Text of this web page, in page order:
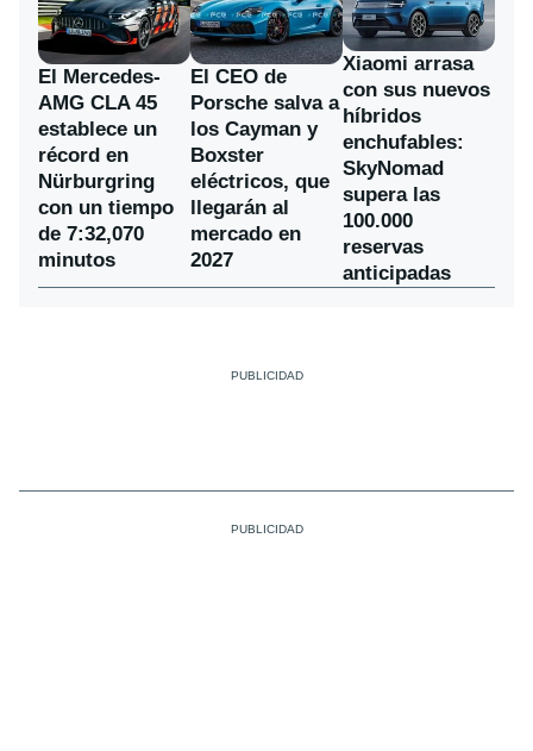
El Mercedes-
AMG CLA 45
establece un
récord en
Nürburgring
con un tiempo
de 7:32,070
minutos
El CEO de
Porsche salva a
los Cayman y
Boxster
eléctricos, que
llegarán al
mercado en
2027
Xiaomi arrasa
con sus nuevos
híbridos
enchufables:
SkyNomad
supera las
100.000
reservas
anticipadas